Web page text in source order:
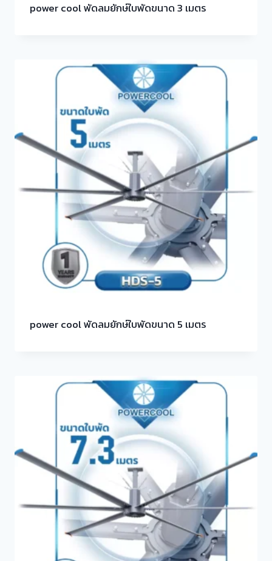
power cool พัดลมยักษ์ใบพัดขนาด 3 เมตร
power cool พัดลมยักษ์ใบพัดขนาด 5 เมตร